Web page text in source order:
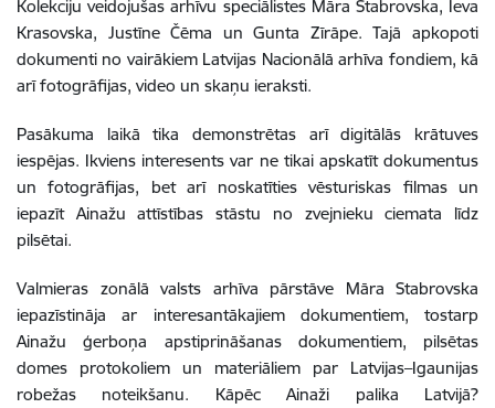
Kolekciju veidojušas arhīvu speciālistes Māra Stabrovska, Ieva
Krasovska, Justīne Čēma un Gunta Zīrāpe. Tajā apkopoti
dokumenti no vairākiem Latvijas Nacionālā arhīva fondiem, kā
arī fotogrāfijas, video un skaņu ieraksti.
Pasākuma laikā tika demonstrētas arī digitālās krātuves
iespējas. Ikviens interesents var ne tikai apskatīt dokumentus
un fotogrāfijas, bet arī noskatīties vēsturiskas filmas un
iepazīt Ainažu attīstības stāstu no zvejnieku ciemata līdz
pilsētai.
Valmieras zonālā valsts arhīva pārstāve Māra Stabrovska
iepazīstināja ar interesantākajiem dokumentiem, tostarp
Ainažu ģerboņa apstiprināšanas dokumentiem, pilsētas
domes protokoliem un materiāliem par Latvijas–Igaunijas
robežas noteikšanu. Kāpēc Ainaži palika Latvijā?